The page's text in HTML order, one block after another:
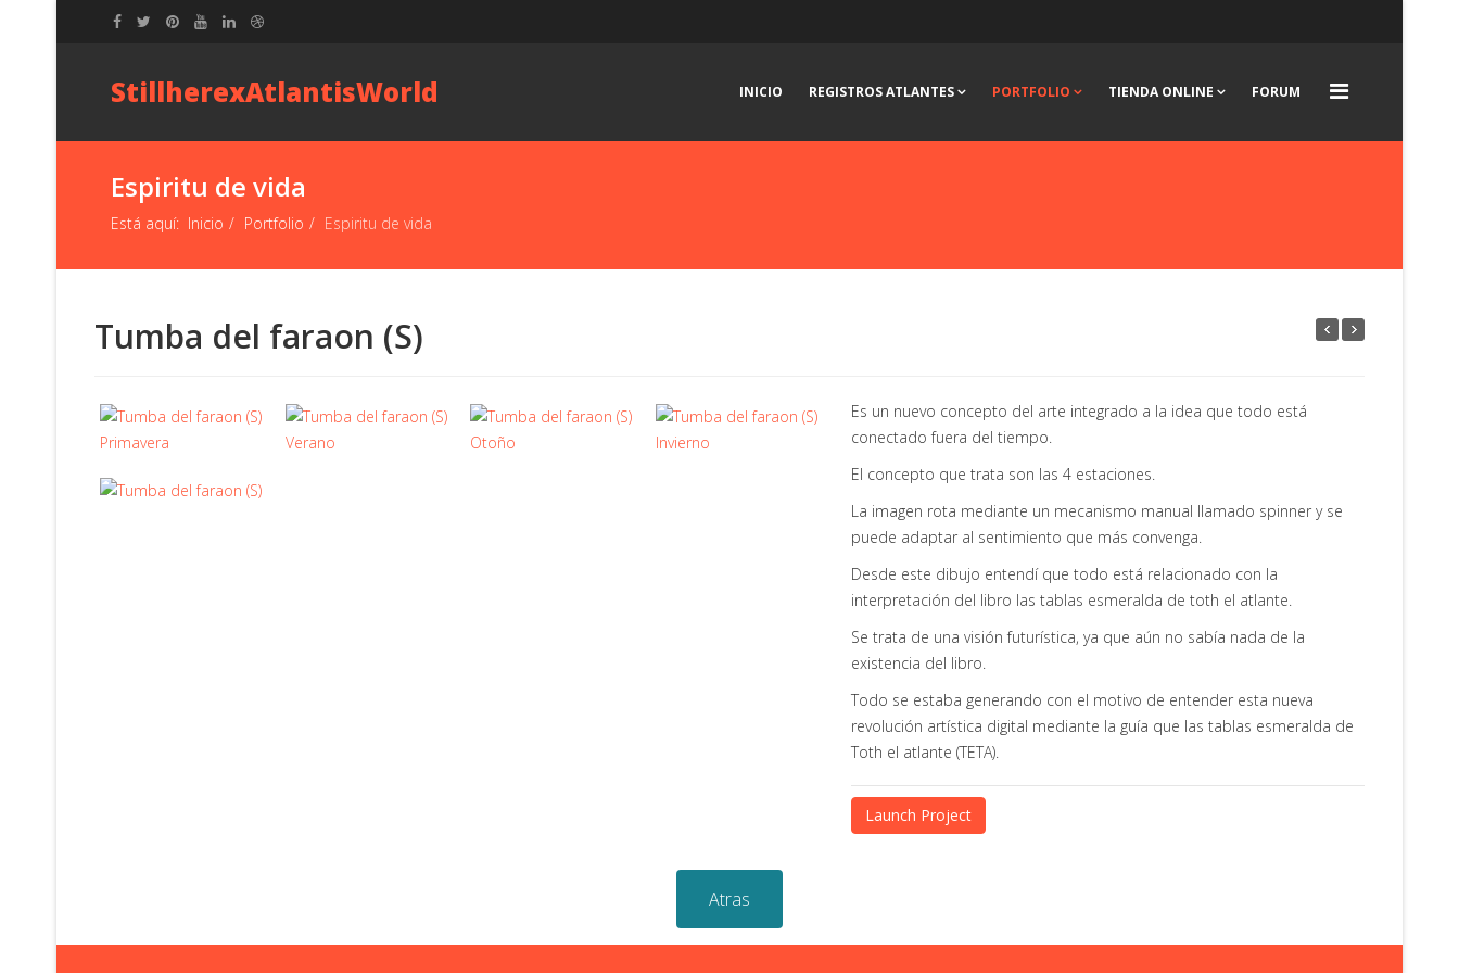
StillherexAtlantisWorld INICIO REGISTROS ATLANTES PORTFOLIO TIENDA ONLINE FORUM
Espiritu de vida
Está aquí: Inicio Portfolio Espiritu de vida
Tumba del faraon (S)
Es un nuevo concepto del arte integrado a la idea que todo está
conectado fuera del tiempo.
El concepto que trata son las 4 estaciones.
La imagen rota mediante un mecanismo manual llamado spinner y se
puede adaptar al sentimiento que más convenga.
Desde este dibujo entendí que todo está relacionado con la
interpretación del libro las tablas esmeralda de toth el atlante.
Se trata de una visión futurística, ya que aún no sabía nada de la
existencia del libro.
Todo se estaba generando con el motivo de entender esta nueva
revolución artística digital mediante la guía que las tablas esmeralda de
Toth el atlante (TETA).
Launch Project
Atras